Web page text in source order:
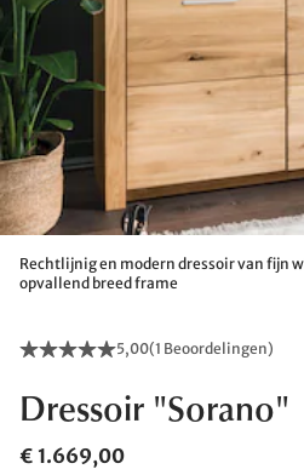
Rechtlijnig en modern dressoir van fijn
opvallend breed frame
5,00(1 Beoordelingen)
Dressoir "Sorano"
€ 1.669,00